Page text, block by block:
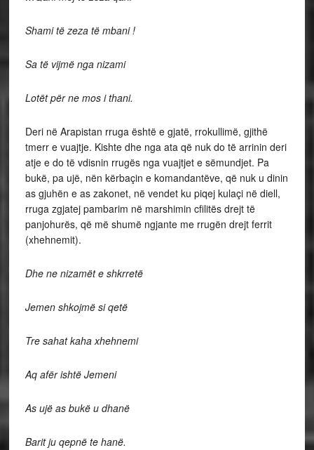
Shami të zeza të mbani !
Sa të vijmë nga nizami
Lotët për ne mos i thani.
Deri në Arapistan rruga është e gjatë, rrokullimë, gjithë
tmerr e vuajtje. Kishte dhe nga ata që nuk do të arrinin deri
atje e do të vdisnin rrugës nga vuajtjet e sëmundjet. Pa
bukë, pa ujë, nën kërbaçin e komandantëve, që nuk u dinin
as gjuhën e as zakonet, në vendet ku piqej kulaçi në diell,
rruga zgjatej pambarim në marshimin cfilitës drejt të
panjohurës, që më shumë ngjante me rrugën drejt ferrit
(xhehnemit).
Dhe ne nizamët e shkrretë
Jemen shkojmë si qetë
Tre sahat kaha xhehnemi
Aq afër ishtë Jemeni
As ujë as bukë u dhanë
Barit ju qepnë te hanë.